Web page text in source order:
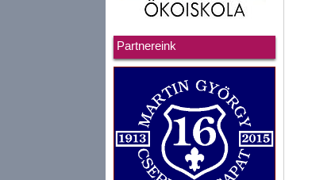
Partnereink